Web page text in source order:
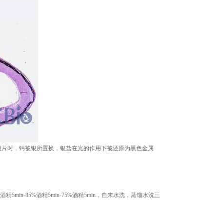
时，钙被银所置换，银盐在光的作用下被还原为黑色金属
精5min-85%酒精5min-75%酒精5min，自来水洗，蒸馏水洗三